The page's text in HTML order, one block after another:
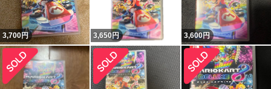
3,700円 3,650円 3,600円